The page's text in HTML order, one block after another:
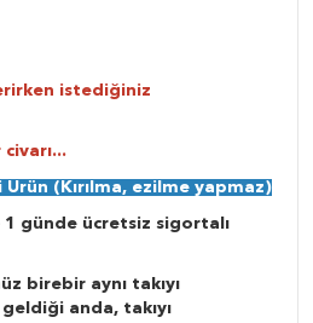
istediğiniz
(Kırılma, ezilme yapmaz)
günde ücretsiz sigortalı
birebir aynı takıyı
anda, takıyı